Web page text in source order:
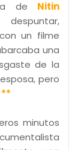
de Nitin
un filme
una
de la
pero
**
minutos